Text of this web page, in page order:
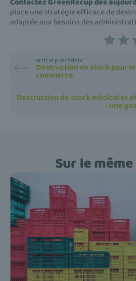
place une stratégie efficace de
adaptée aux besoins des
article précédent
Destruction de stock pour
commerce
Destruction de stock médical et
: une
Sur le